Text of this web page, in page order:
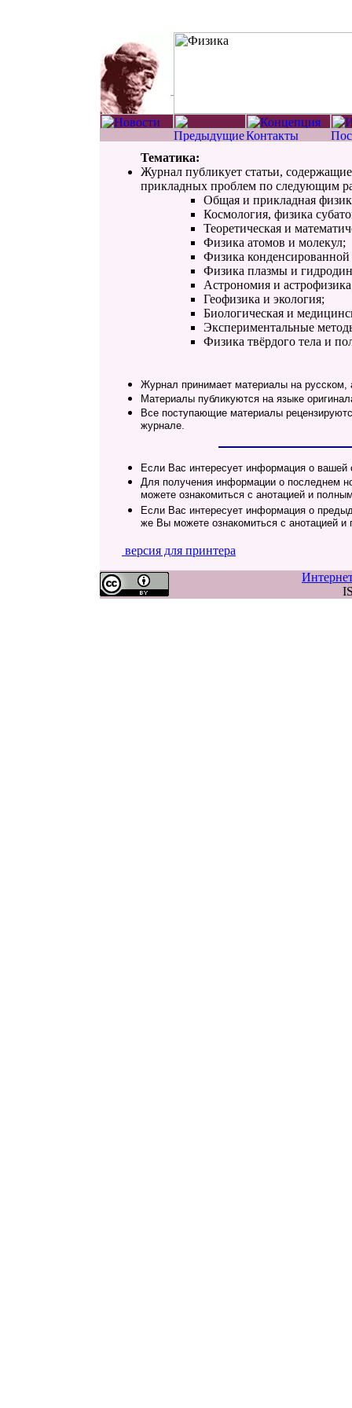
Тематика:
Журнал публикует статьи,
прикладных проблем по следующим
Общая и прикладная
Космология, физика
Теоретическая и
Физика атомов и молекул;
Физика
Физика плазмы и
Астрономия и
Геофизика и экология;
Биологическая и
Экспериментальные
Физика твёрдого тела и
Журнал принимает материалы на русском,
Материалы публикуются на языке
Все поступающие материалы
журнале.
Если Вас интересует информация о вашей
Для получения информации о последнем
можете ознакомиться с анотацией и
Если Вас интересует информация о
же Вы можете ознакомиться с анотацией и
версия для принтера